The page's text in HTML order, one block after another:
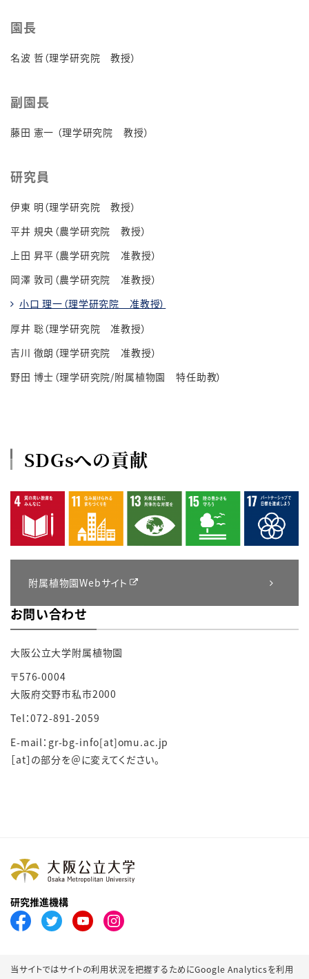
園長
名波 哲（理学研究院 教授）
副園長
藤田 憲一 （理学研究院 教授）
研究員
伊東 明（理学研究院 教授）
平井 規央（農学研究院 教授）
上田 昇平（農学研究院 准教授）
岡澤 敦司（農学研究院 准教授）
小口 理一（理学研究院 准教授）
厚井 聡（理学研究院 准教授）
吉川 徹朗（理学研究院 准教授）
野田 博士（理学研究院/附属植物園 特任助教）
SDGsへの貢献
附属植物園Webサイト
お問い合わせ
大阪公立大学附属植物園
〒576-0004
大阪府交野市私市2000
Tel：072-891-2059
E-mail：gr-bg-info[at]omu.ac.jp
［at］の部分を＠に変えてください。
当サイトではサイトの利用状況を把握するためにGoogle Analyticsを利用
研究推進機構